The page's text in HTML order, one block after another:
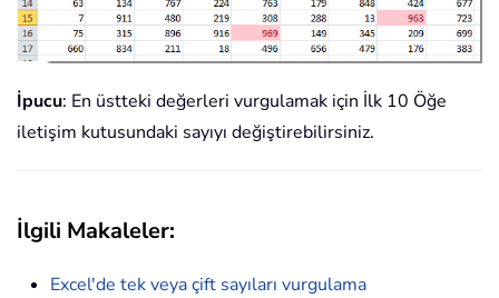
İpucu: En üstteki değerleri vurgulamak için İlk 10 Öğe
iletişim kutusundaki sayıyı değiştirebilirsiniz.
İlgili Makaleler:
Excel'de tek veya çift sayıları vurgulama